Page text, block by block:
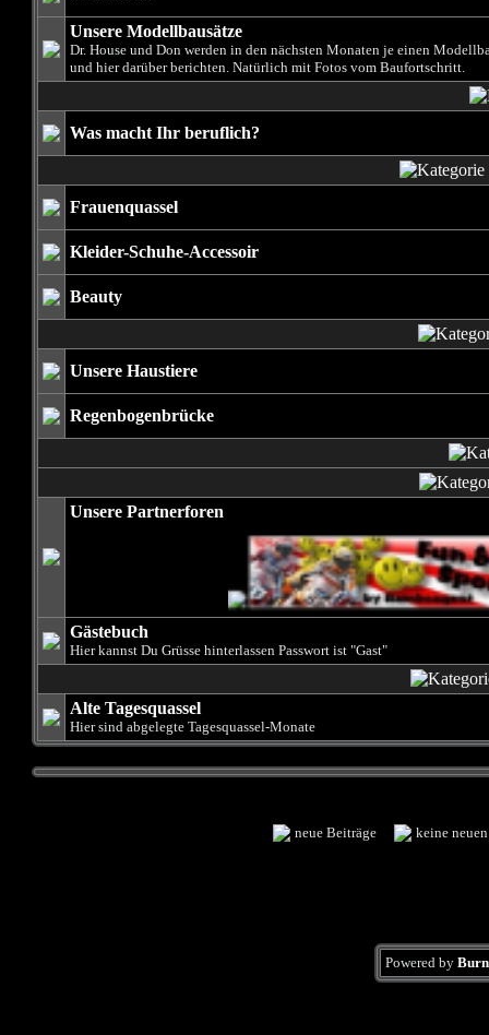
Unsere Modellbausätze
Dr. House und Don werden in den nächsten Monaten je einen
und hier darüber berichten. Natürlich mit Fotos vom Baufortschritt.
Was macht Ihr beruflich?
Frauenquassel
Kleider-Schuhe-Accessoir
Beauty
Unsere Haustiere
Regenbogenbrücke
Unsere Partnerforen
Gästebuch
Hier kannst Du Grüsse hinterlassen Passwort ist "Gast"
Alte Tagesquassel
Hier sind abgelegte Tagesquassel-Monate
neue Beiträge keine
Powered by